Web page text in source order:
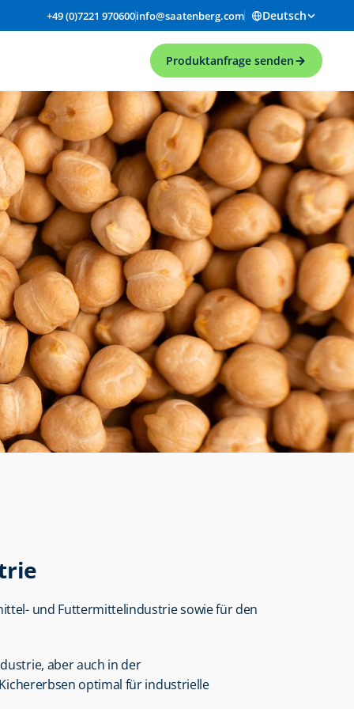
+49 (0)7221 970600info@saatenberg.com Deutsch
Produktanfrage senden
und Futtermittelindustrie sowie für den
aber auch in der
optimal für industrielle